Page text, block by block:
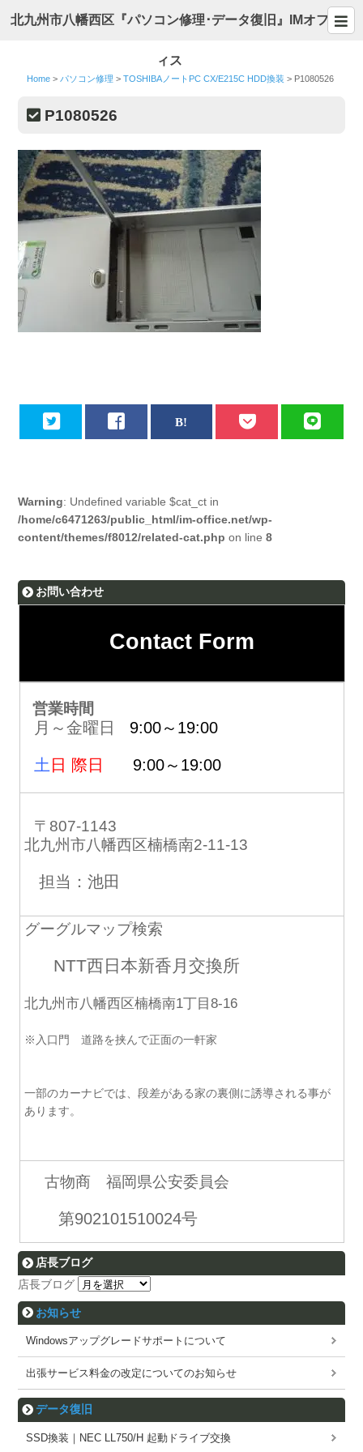
北九州市八幡西区『パソコン修理･データ復旧』IMオフ
ィス
Home > パソコン修理 >TOSHIBAノートPC CX/E215C HDD換装 > P1080526
P1080526
Warning: Undefined variable $cat_ct in
/home/c6471263/public_html/im-office.net/wp-
content/themes/f8012/related-cat.php on line8
お問い合わせ
Contact Form
営業時間
月～金曜日 9:00～19:00
土 日 際日 9:00～19:00
〒807-1143
北九州市八幡西区楠橋南2-11-13
担当：池田
グーグルマップ検索
NTT西日本新香月交換所
北九州市八幡西区楠橋南1丁目8-16
※入口門 道路を挟んで正面の一軒家
一部のカーナビでは、段差がある家の裏側に誘導される事が
あります。
古物商 福岡県公安委員会
第902101510024号
店長ブログ
店長ブログ
お知らせ
Windowsアップグレードサポートについて
出張サービス料金の改定についてのお知らせ
データ復旧
SSD換装｜NEC LL750/H 起動ドライブ交換